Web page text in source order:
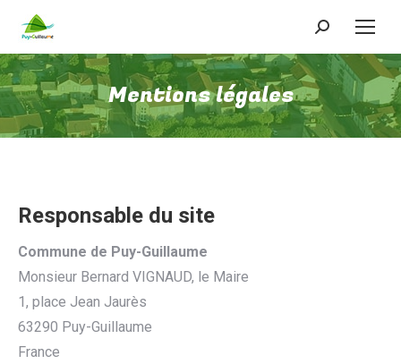
Recherche
:
Mentions légales
Responsable du site
Commune de Puy-Guillaume
Monsieur Bernard VIGNAUD, le Maire
1, place Jean Jaurès
63290 Puy-Guillaume
France